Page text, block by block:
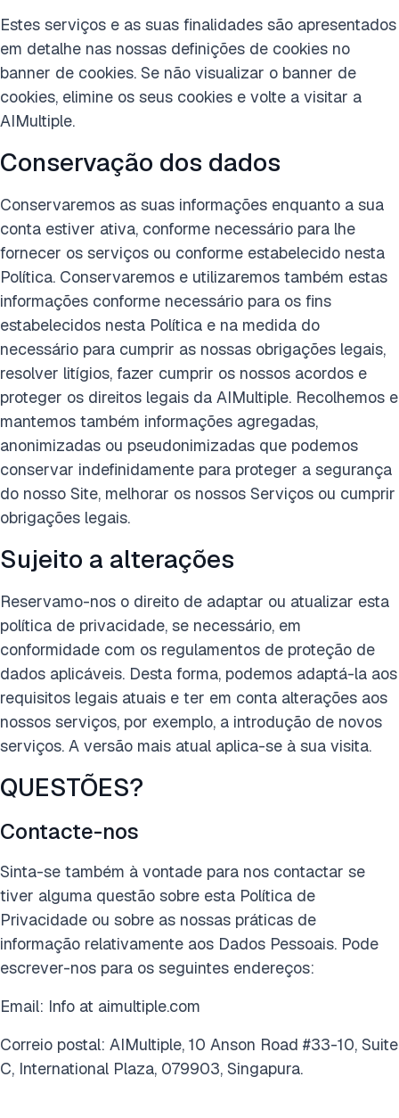
Estes serviços e as suas finalidades são apresentados
em detalhe nas nossas definições de cookies no
banner de cookies. Se não visualizar o banner de
cookies, elimine os seus cookies e volte a visitar a
AIMultiple.
Conservação dos dados
Conservaremos as suas informações enquanto a sua
conta estiver ativa, conforme necessário para lhe
fornecer os serviços ou conforme estabelecido nesta
Política. Conservaremos e utilizaremos também estas
informações conforme necessário para os fins
estabelecidos nesta Política e na medida do
necessário para cumprir as nossas obrigações legais,
resolver litígios, fazer cumprir os nossos acordos e
proteger os direitos legais da AIMultiple. Recolhemos e
mantemos também informações agregadas,
anonimizadas ou pseudonimizadas que podemos
conservar indefinidamente para proteger a segurança
do nosso Site, melhorar os nossos Serviços ou cumprir
obrigações legais.
Sujeito a alterações
Reservamo-nos o direito de adaptar ou atualizar esta
política de privacidade, se necessário, em
conformidade com os regulamentos de proteção de
dados aplicáveis. Desta forma, podemos adaptá-la aos
requisitos legais atuais e ter em conta alterações aos
nossos serviços, por exemplo, a introdução de novos
serviços. A versão mais atual aplica-se à sua visita.
QUESTÕES?
Contacte-nos
Sinta-se também à vontade para nos contactar se
tiver alguma questão sobre esta Política de
Privacidade ou sobre as nossas práticas de
informação relativamente aos Dados Pessoais. Pode
escrever-nos para os seguintes endereços:
Email: Info at aimultiple.com
Correio postal: AIMultiple, 10 Anson Road #33-10, Suite
C, International Plaza, 079903, Singapura.